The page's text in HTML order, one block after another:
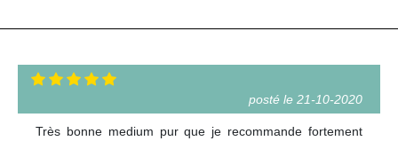
posté le 21-10-2020
Très bonne medium pur que je recommande fortement